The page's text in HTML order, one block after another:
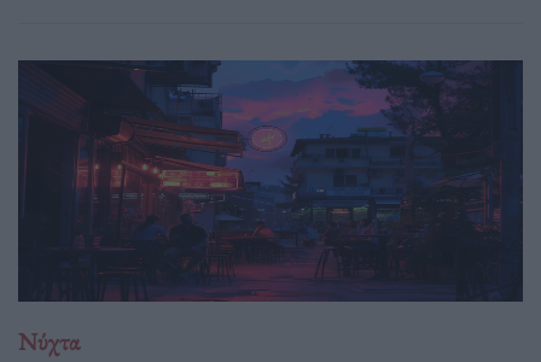
Νύχτα